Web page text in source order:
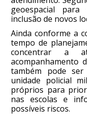
geoespacial
inclusão de novos
Ainda conforme a
tempo de
concentrar a
acompanhamento
também pode
unidade policial
próprios para
nas escolas e
possíveis riscos.